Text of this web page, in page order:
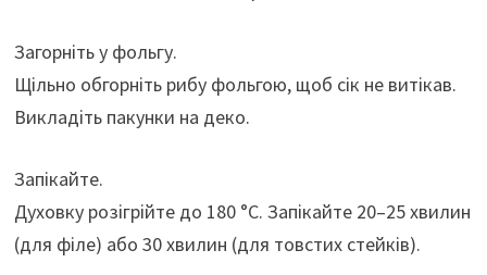
Загорніть у фольгу.
Щільно обгорніть рибу фольгою, щоб сік не витікав.
Викладіть пакунки на деко.
Запікайте.
Духовку розігрійте до 180 °C. Запікайте 20–25 хвилин
(для філе) або 30 хвилин (для товстих стейків).